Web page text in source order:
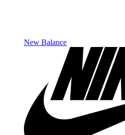
New Balance